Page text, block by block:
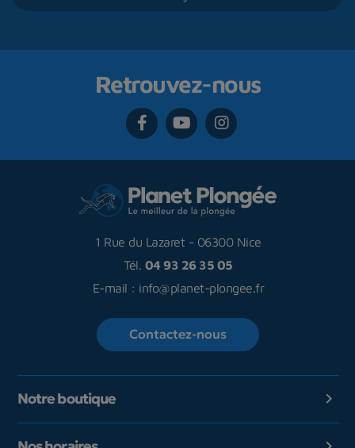
Retrouvez-nous
1 Rue du Lazaret - 06300 Nice
Tél. 04 93 26 35 05
E-mail : info@planet-plongee.fr
Contactez-nous
Notre boutique 